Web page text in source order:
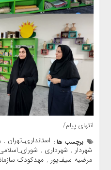
انتهای پیام/
برچسب ها : استانداری_تهران ,
شهردار , شهرداری ,
مرضیه_سیف‌پور , مهدکودک